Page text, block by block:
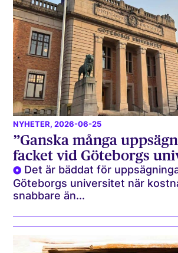
NYHETER, 2026-06-25
”Ganska många
facket vid Göteborgs
Det är bäddat för
Göteborgs universitet när
snabbare än...